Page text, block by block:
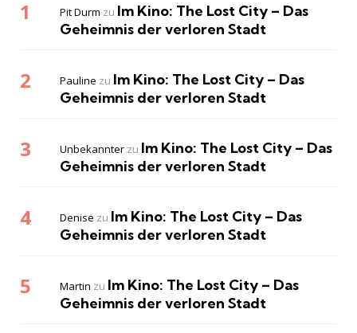
Pit Durm zu Im Kino: The Lost City – Das
Geheimnis der verloren Stadt
Pauline zu Im Kino: The Lost City – Das
Geheimnis der verloren Stadt
Unbekannter zu Im Kino: The Lost City – Das
Geheimnis der verloren Stadt
Denise zu Im Kino: The Lost City – Das
Geheimnis der verloren Stadt
Martin zu Im Kino: The Lost City – Das
Geheimnis der verloren Stadt